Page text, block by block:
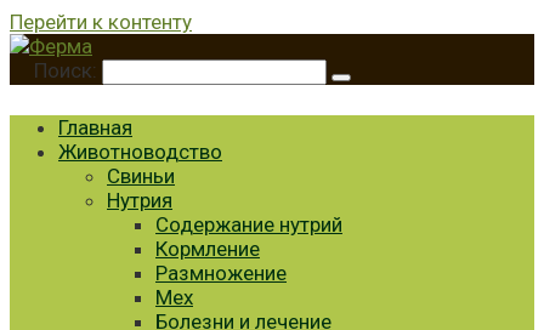
Перейти к контенту
Поиск:
Главная
Животноводство
Свиньи
Нутрия
Содержание нутрий
Кормление
Размножение
Мех
Болезни и лечение